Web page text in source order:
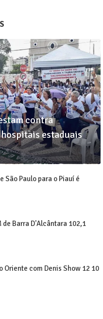
contra
estaduais
São Paulo para o Piauí é
de Barra D'Alcântara 102,1
Oriente com Denis Show 12 10